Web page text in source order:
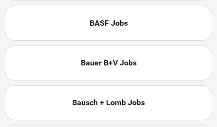
BASF Jobs
Bauer B+V Jobs
Bausch + Lomb Jobs